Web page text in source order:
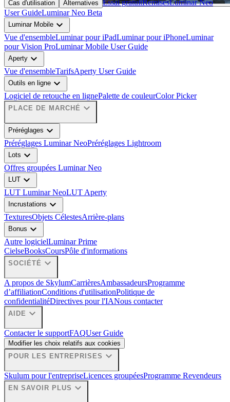
Cas d'utilisation
Alternatives Essai gratuitRemisesLuminar Neo
User GuideLuminar Neo Beta
Luminar Mobile expand_more
Vue d'ensembleLuminar pour iPadLuminar pour iPhoneLuminar
pour Vision ProLuminar Mobile User Guide
Aperty expand_more
Vue d'ensembleTarifsAperty User Guide
Outils en ligne expand_more
Logiciel de retouche en lignePalette de couleurColor Picker
PLACE DE MARCHÉ expand_more
Préréglages expand_more
Préréglages Luminar NeoPréréglages Lightroom
Lots expand_more
Offres groupées Luminar Neo
LUT expand_more
LUT Luminar NeoLUT Aperty
Incrustations expand_more
TexturesObjets CélestesArrière-plans
Bonus expand_more
Autre logicielLuminar Prime
CielseBooksCoursPôle d'informations
SOCIÉTÉ expand_more
A propos de SkylumCarrièresAmbassadeursProgramme
d’affiliationConditions d'utilisationPolitique de
confidentialitéDirectives pour l'IANous contacter
AIDE expand_more
Contacter le supportFAQUser Guide
Modifier les choix relatifs aux cookies
POUR LES ENTREPRISES expand_more
Skulum pour l'entrepriseLicences groupéesProgramme Revendeurs
EN SAVOIR PLUS expand_more